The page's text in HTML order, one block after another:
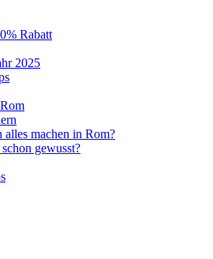
Rabatt
2025
alles machen in Rom?
gewusst?